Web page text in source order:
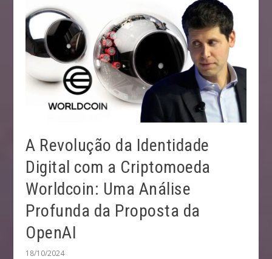
A Revolução da Identidade
Digital com a Criptomoeda
Worldcoin: Uma Análise
Profunda da Proposta da
OpenAI
18/10/2024